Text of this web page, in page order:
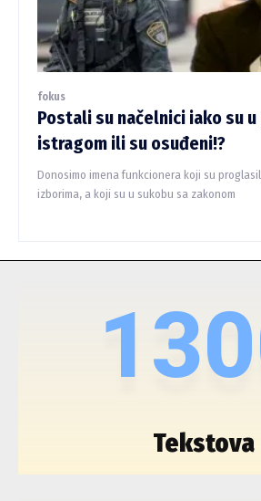
fokus
Postali su načelnici iako su
istragom ili su osuđeni!?
Donosimo imena funkcionera koji su
izborima, a koji su u sukobu sa zakonom
Tekstova